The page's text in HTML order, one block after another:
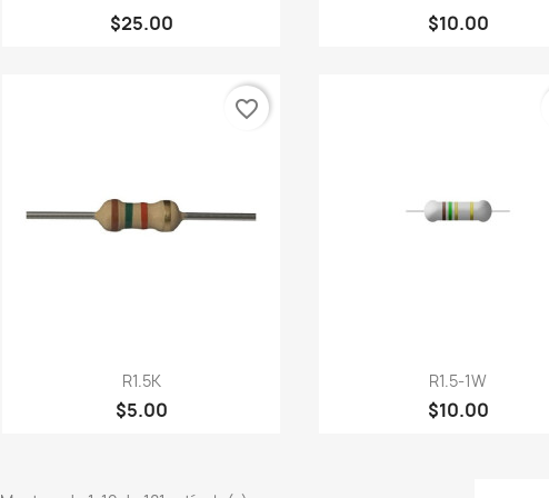
$25.00 $10.00
Vista rápida
R1.5K
$5.00
favorite_border
Vista rápida
R1.5-1W
$10.00